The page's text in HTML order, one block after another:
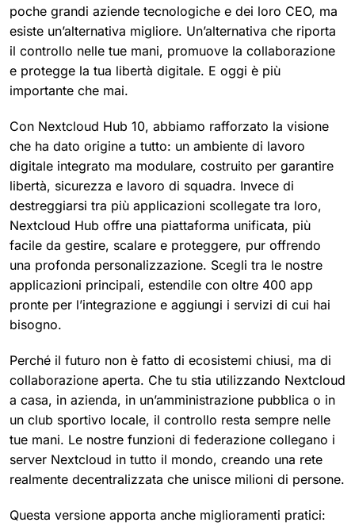
poche grandi aziende tecnologiche e dei loro CEO, ma
esiste un’alternativa migliore. Un’alternativa che riporta
il controllo nelle tue mani, promuove la collaborazione
e protegge la tua libertà digitale. E oggi è più
importante che mai.
Con Nextcloud Hub 10, abbiamo rafforzato la visione
che ha dato origine a tutto: un ambiente di lavoro
digitale integrato ma modulare, costruito per garantire
libertà, sicurezza e lavoro di squadra. Invece di
destreggiarsi tra più applicazioni scollegate tra loro,
Nextcloud Hub offre una piattaforma unificata, più
facile da gestire, scalare e proteggere, pur offrendo
una profonda personalizzazione. Scegli tra le nostre
applicazioni principali, estendile con oltre 400 app
pronte per l’integrazione e aggiungi i servizi di cui hai
bisogno.
Perché il futuro non è fatto di ecosistemi chiusi, ma di
collaborazione aperta. Che tu stia utilizzando Nextcloud
a casa, in azienda, in un’amministrazione pubblica o in
un club sportivo locale, il controllo resta sempre nelle
tue mani. Le nostre funzioni di federazione collegano i
server Nextcloud in tutto il mondo, creando una rete
realmente decentralizzata che unisce milioni di persone.
Questa versione apporta anche miglioramenti pratici: